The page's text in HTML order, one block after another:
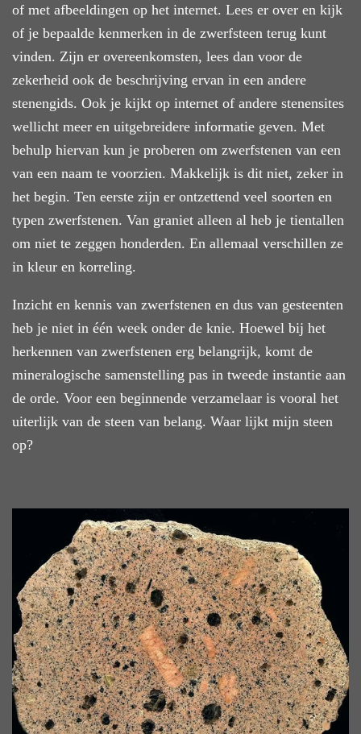
of met afbeeldingen op het internet. Lees er over en kijk
of je bepaalde kenmerken in de zwerfsteen terug kunt
vinden. Zijn er overeenkomsten, lees dan voor de
zekerheid ook de beschrijving ervan in een andere
stenengids. Ook je kijkt op internet of andere stenensites
wellicht meer en uitgebreidere informatie geven. Met
behulp hiervan kun je proberen om zwerfstenen van een
van een naam te voorzien. Makkelijk is dit niet, zeker in
het begin. Ten eerste zijn er ontzettend veel soorten en
typen zwerfstenen. Van graniet alleen al heb je tientallen
om niet te zeggen honderden. En allemaal verschillen ze
in kleur en korreling.
Inzicht en kennis van zwerfstenen en dus van gesteenten
heb je niet in één week onder de knie. Hoewel bij het
herkennen van zwerfstenen erg belangrijk, komt de
mineralogische samenstelling pas in tweede instantie aan
de orde. Voor een beginnende verzamelaar is vooral het
uiterlijk van de steen van belang. Waar lijkt mijn steen
op?